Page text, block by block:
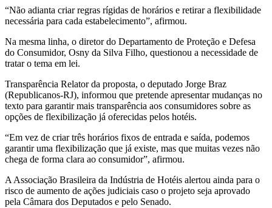
“Não adianta criar regras rígidas de horários e retirar a flexibilidade
necessária para cada estabelecimento”, afirmou.
Na mesma linha, o diretor do Departamento de Proteção e Defesa
do Consumidor, Osny da Silva Filho, questionou a necessidade de
tratar o tema em lei.
Transparência Relator da proposta, o deputado Jorge Braz
(Republicanos-RJ), informou que pretende apresentar mudanças no
texto para garantir mais transparência aos consumidores sobre as
opções de flexibilização já oferecidas pelos hotéis.
“Em vez de criar três horários fixos de entrada e saída, podemos
garantir uma flexibilização que já existe, mas que muitas vezes não
chega de forma clara ao consumidor”, afirmou.
A Associação Brasileira da Indústria de Hotéis alertou ainda para o
risco de aumento de ações judiciais caso o projeto seja aprovado
pela Câmara dos Deputados e pelo Senado.